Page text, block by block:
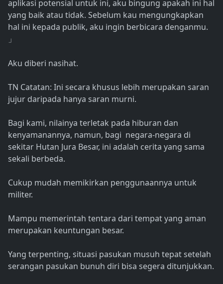
aplikasi potensial untuk ini, aku bingung apakah ini hal
yang baik atau tidak. Sebelum kau mengungkapkan
hal ini kepada publik, aku ingin berbicara denganmu.
」
Aku diberi nasihat.
TN Catatan: Ini secara khusus lebih merupakan saran
jujur ​​daripada hanya saran murni.
Bagi kami, nilainya terletak pada hiburan dan
kenyamanannya, namun, bagi negara-negara di
sekitar Hutan Jura Besar, ini adalah cerita yang sama
sekali berbeda.
Cukup mudah memikirkan penggunaannya untuk
militer.
Mampu memerintah tentara dari tempat yang aman
merupakan keuntungan besar.
Yang terpenting, situasi pasukan musuh tepat setelah
serangan pasukan bunuh diri bisa segera ditunjukkan.